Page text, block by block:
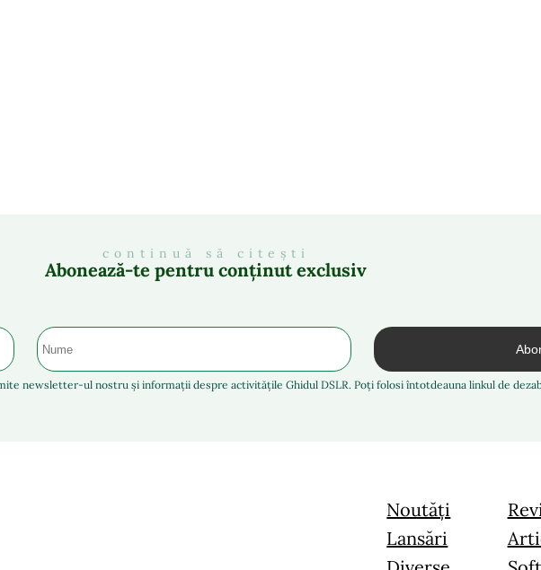
continuă să citești
Abonează-te pentru conținut exclusiv
newsletter-ul nostru și informații despre activitățile Ghidul DSLR. Poți folosi întotdeauna linkul de
Noutăți
Lansări